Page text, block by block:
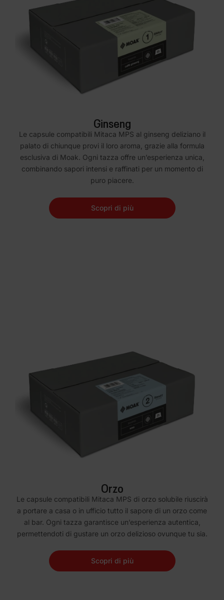
Ginseng
Le capsule compatibili Mitaca MPS al ginseng deliziano il
palato di chiunque provi il loro aroma, grazie alla formula
esclusiva di Moak. Ogni tazza offre un’esperienza unica,
combinando sapori intensi e raffinati per un momento di
puro piacere.
Scopri di più
Orzo
Le capsule compatibili Mitaca MPS di orzo solubile riuscirà
a portare a casa o in ufficio tutto il sapore di un orzo come
al bar. Ogni tazza garantisce un’esperienza autentica,
permettendoti di gustare un orzo delizioso ovunque tu sia.
Scopri di più